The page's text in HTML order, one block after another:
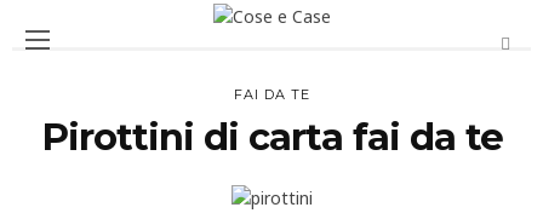
FAI DA TE
Pirottini di carta fai da te